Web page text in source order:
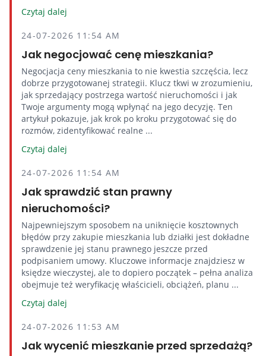
Czytaj dalej
24-07-2026 11:54 AM
Jak negocjować cenę mieszkania?
Negocjacja ceny mieszkania to nie kwestia szczęścia, lecz
dobrze przygotowanej strategii. Klucz tkwi w zrozumieniu,
jak sprzedający postrzega wartość nieruchomości i jak
Twoje argumenty mogą wpłynąć na jego decyzję. Ten
artykuł pokazuje, jak krok po kroku przygotować się do
rozmów, zidentyfikować realne ...
Czytaj dalej
24-07-2026 11:54 AM
Jak sprawdzić stan prawny
nieruchomości?
Najpewniejszym sposobem na uniknięcie kosztownych
błędów przy zakupie mieszkania lub działki jest dokładne
sprawdzenie jej stanu prawnego jeszcze przed
podpisaniem umowy. Kluczowe informacje znajdziesz w
księdze wieczystej, ale to dopiero początek – pełna analiza
obejmuje też weryfikację właścicieli, obciążeń, planu ...
Czytaj dalej
24-07-2026 11:53 AM
Jak wycenić mieszkanie przed sprzedażą?